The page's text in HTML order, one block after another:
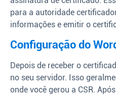
para a autoridade
informações e emitir o
Configuração do
Depois de receber o
no seu servidor. Isso
onde você gerou a CSR.